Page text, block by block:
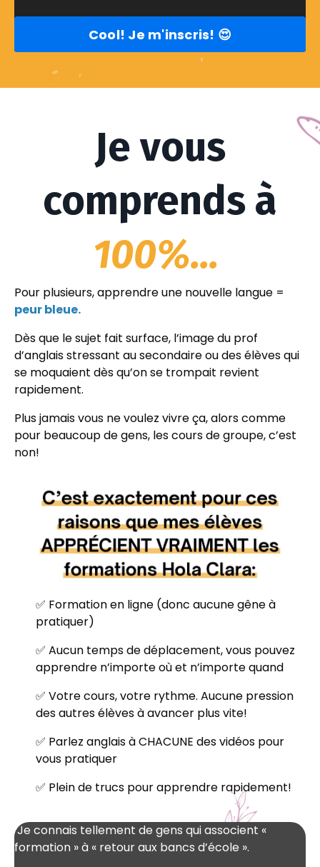
Cool! Je m'inscris! 😍
Je vous
comprends à
100%...
Pour plusieurs, apprendre une nouvelle langue =
peur bleue.
Dès que le sujet fait surface, l’image du prof
d’anglais stressant au secondaire ou des élèves qui
se moquaient dès qu’on se trompait revient
rapidement.
Plus jamais vous ne voulez vivre ça, alors comme
pour beaucoup de gens, les cours de groupe, c’est
non!
✅ Formation en ligne (donc aucune gêne à
pratiquer)
✅ Aucun temps de déplacement, vous pouvez
apprendre n’importe où et n’importe quand
✅ Votre cours, votre rythme. Aucune pression
des autres élèves à avancer plus vite!
✅ Parlez anglais à CHACUNE des vidéos pour
vous pratiquer
✅ Plein de trucs pour apprendre rapidement!
Je connais tellement de gens qui associent «
formation » à « retour aux bancs d’école ».